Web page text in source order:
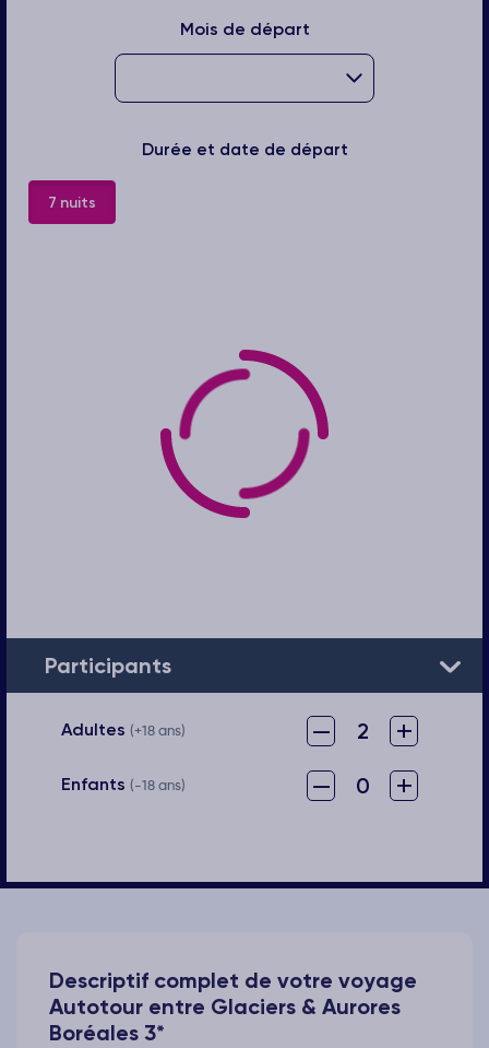
Mois de départ
Durée et date de départ
7 nuits
Participants
Adultes (+18 ans) – 2 +
Enfants (-18 ans) – 0 +
Descriptif complet de votre voyage
Autotour entre Glaciers & Aurores
Boréales 3*